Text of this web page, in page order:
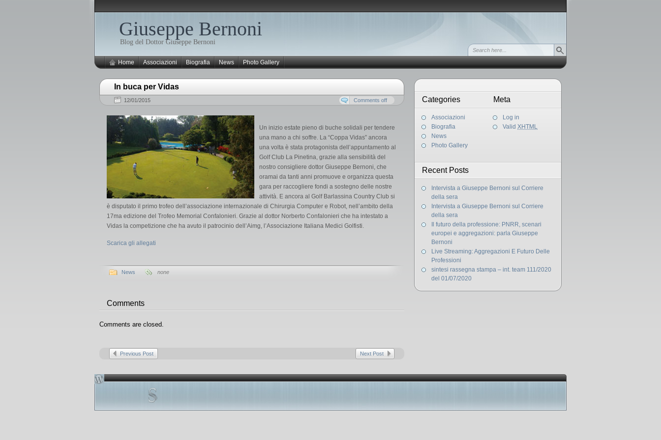
Giuseppe Bernoni
Blog del Dottor Giuseppe Bernoni
Home Associazioni Biografia News Photo Gallery
In buca per Vidas
12/01/2015 Comments off
Un inizio estate pieno di buche solidali per tendere
una mano a chi soffre. La “Coppa Vidas” ancora
una volta è stata protagonista dell’appuntamento al
Golf Club La Pinetina, grazie alla sensibilità del
nostro consigliere dottor Giuseppe Bernoni, che
oramai da tanti anni promuove e organizza questa
gara per raccogliere fondi a sostegno delle nostre
attività. E ancora al Golf Barlassina Country Club si
è disputato il primo trofeo dell’associazione internazionale di Chirurgia Computer e Robot, nell’ambito della
17ma edizione del Trofeo Memorial Confalonieri. Grazie al dottor Norberto Confalonieri che ha intestato a
Vidas la competizione che ha avuto il patrocinio dell’Aimg, l’Associazione Italiana Medici Golfisti.
Scarica gli allegati
News none
Comments
Comments are closed.
Previous Post Next Post
Categories
Associazioni
Biografia
News
Photo Gallery
Meta
Log in
Valid XHTML
Recent Posts
Intervista a Giuseppe Bernoni sul Corriere
della sera
Intervista a Giuseppe Bernoni sul Corriere
della sera
Il futuro della professione: PNRR, scenari
europei e aggregazioni: parla Giuseppe
Bernoni
Live Streaming: Aggregazioni E Futuro Delle
Professioni
sintesi rassegna stampa – int. team 111/2020
del 01/07/2020